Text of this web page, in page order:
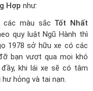
Hợp như:
các màu sắc Tốt Nhất
quy luật Ngũ Hành thì
1978 sở hữu xe có các
bạn vượt qua mọi khó
khi lái xe sẽ có tâm
hỏng và tai nạn.